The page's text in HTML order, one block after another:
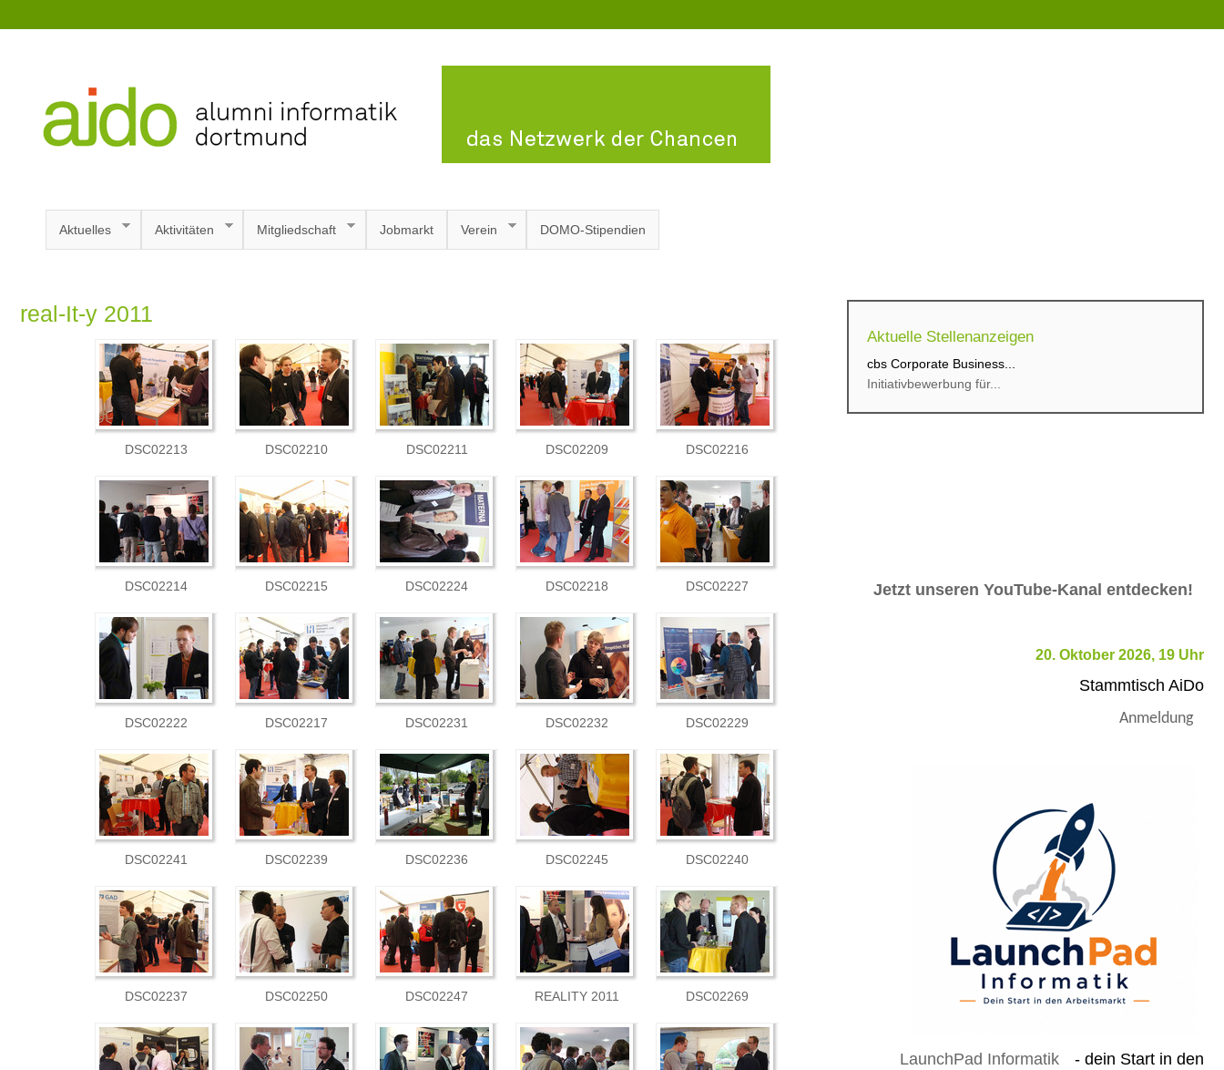
Aktuelles Aktivitäten Mitgliedschaft Jobmarkt Verein DOMO-Stipendien
real-It-y 2011
DSC02213 DSC02210 DSC02211 DSC02209 DSC02216
DSC02214 DSC02215 DSC02224 DSC02218 DSC02227
DSC02222 DSC02217 DSC02231 DSC02232 DSC02229
DSC02241 DSC02239 DSC02236 DSC02245 DSC02240
DSC02237 DSC02250 DSC02247 REALITY 2011 DSC02269
Aktuelle Stellenanzeigen
cbs Corporate Business...
Initiativbewerbung für...
cbs Corporate Business...
Trainee SAP – Enterprise...
Jetzt unseren YouTube-Kanal entdecken!
20. Oktober 2026, 19 Uhr
Stammtisch AiDo
Anmeldung
LaunchPad Informatik
- dein Start in den